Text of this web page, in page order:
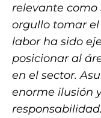
relevante como
orgullo tomar el
labor ha sido
posicionar al
en el sector.
enorme ilusión